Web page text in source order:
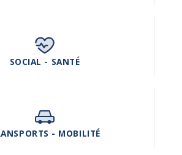
SOCIAL - SANTÉ
- MOBILITÉ